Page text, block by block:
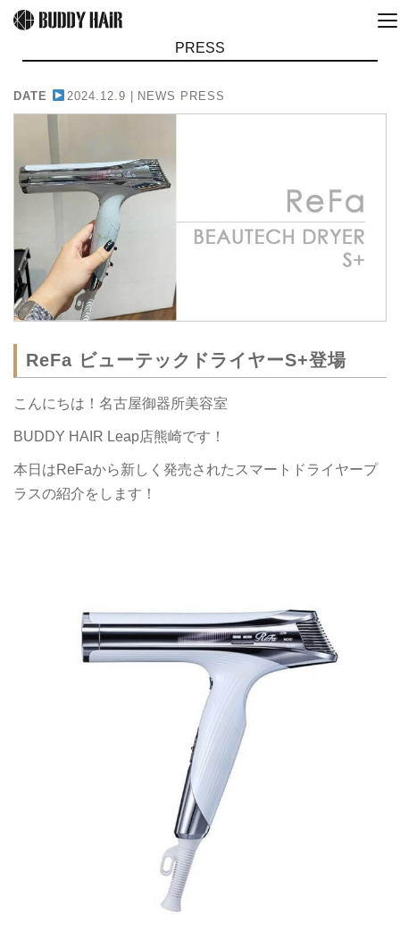
PRESS
DATE 2024.12.9 | NEWS PRESS
ReFa ビューテックドライヤーS+登場
こんにちは！名古屋御器所美容室
BUDDY HAIR Leap店熊崎です！
本日はReFaから新しく発売されたスマートドライヤープ
ラスの紹介をします！